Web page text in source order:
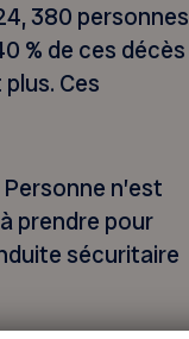
380 personnes
% de ces décès
Ces
n’est
prendre pour
sécuritaire